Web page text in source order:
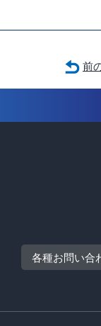
前
各種お問い合